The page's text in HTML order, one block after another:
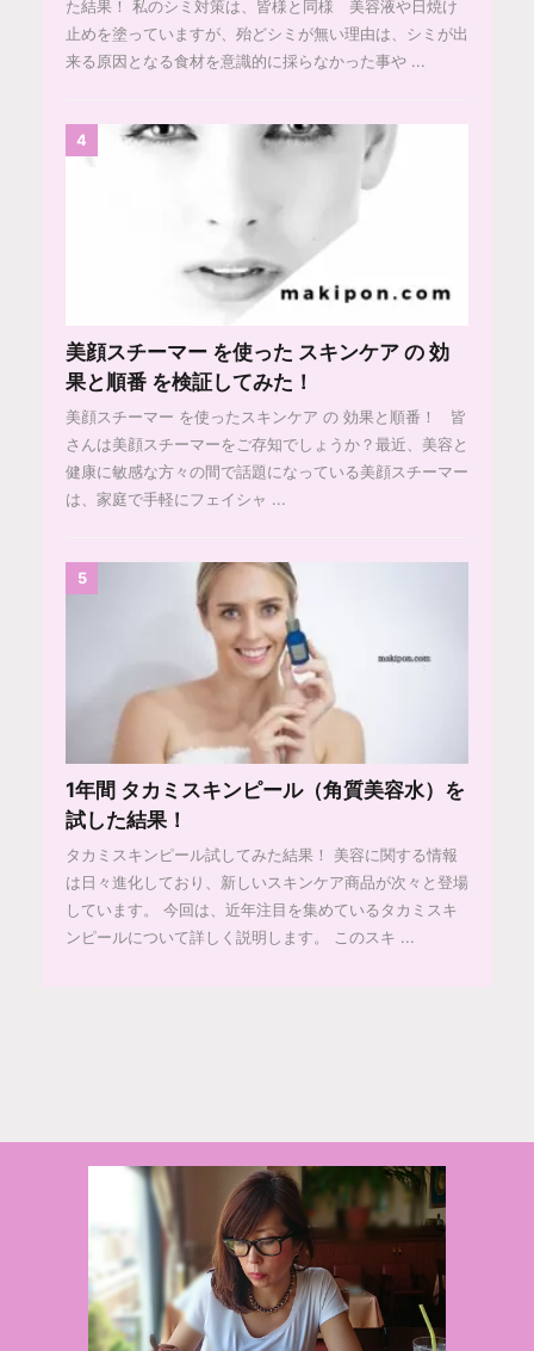
た結果！ 私のシミ対策は、皆様と同様 美容液や日焼け
止めを塗っていますが、殆どシミが無い理由は、シミが出
来る原因となる食材を意識的に採らなかった事や ...
4
美顔スチーマー を使った スキンケア の 効
果と順番 を検証してみた！
美顔スチーマー を使ったスキンケア の 効果と順番！ 皆
さんは美顔スチーマーをご存知でしょうか？最近、美容と
健康に敏感な方々の間で話題になっている美顔スチーマー
は、家庭で手軽にフェイシャ ...
5
1年間 タカミスキンピール（角質美容水）を
試した結果！
タカミスキンピール試してみた結果！ 美容に関する情報
は日々進化しており、新しいスキンケア商品が次々と登場
しています。 今回は、近年注目を集めているタカミスキ
ンピールについて詳しく説明します。 このスキ ...